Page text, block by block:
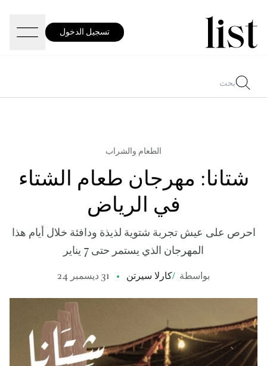
تسجيل الدخول
الطعام والشراب
شتانا: مهرجان طعام الشتاء
في الرياض
احرص على عيش تجربة شتوية لذيذة ودافئة خلال أيام هذا
المهرجان الذي يستمر حتى 7 يناير
بواسطة /كارلا سيرتن 31 ديسمبر 24